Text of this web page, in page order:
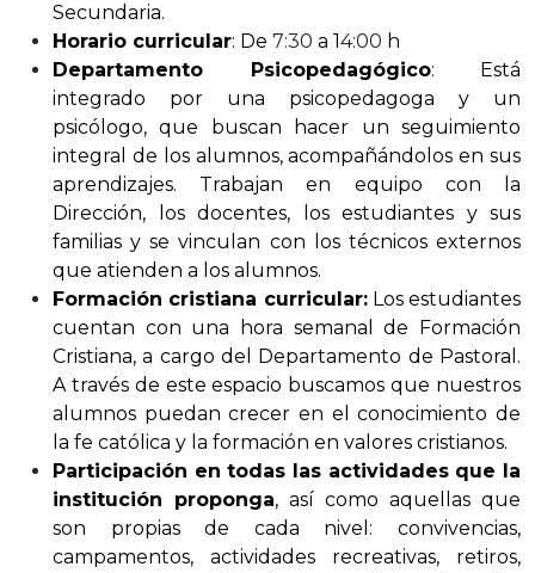
Secundaria.
Horario curricular: De 7:30 a 14:00 h
Departamento Psicopedagógico: Está
integrado por una psicopedagoga y un
psicólogo, que buscan hacer un seguimiento
integral de los alumnos, acompañándolos en sus
aprendizajes. Trabajan en equipo con la
Dirección, los docentes, los estudiantes y sus
familias y se vinculan con los técnicos externos
que atienden a los alumnos.
Formación cristiana curricular:Los estudiantes
cuentan con una hora semanal de Formación
Cristiana, a cargo del Departamento de Pastoral.
A través de este espacio buscamos que nuestros
alumnos puedan crecer en el conocimiento de
la fe católica y la formación en valores cristianos.
Participación en todas las actividades que la
institución proponga, así como aquellas que
son propias de cada nivel: convivencias,
campamentos, actividades recreativas, retiros,